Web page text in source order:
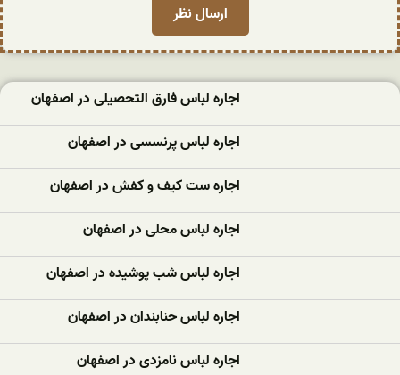
اجاره لباس فارق التحصیلی در اصفهان
اجاره لباس پرنسسی در اصفهان
اجاره ست کیف و کفش در اصفهان
اجاره لباس محلی در اصفهان
اجاره لباس شب پوشیده در اصفهان
اجاره لباس حنابندان در اصفهان
اجاره لباس نامزدی در اصفهان